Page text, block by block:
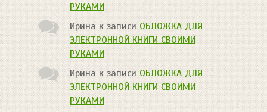
РУКАМИ
Ирина к записи ОБЛОЖКА ДЛЯ
ЭЛЕКТРОННОЙ КНИГИ СВОИМИ
РУКАМИ
Ирина к записиОБЛОЖКА ДЛЯ
ЭЛЕКТРОННОЙ КНИГИ СВОИМИ
РУКАМИ